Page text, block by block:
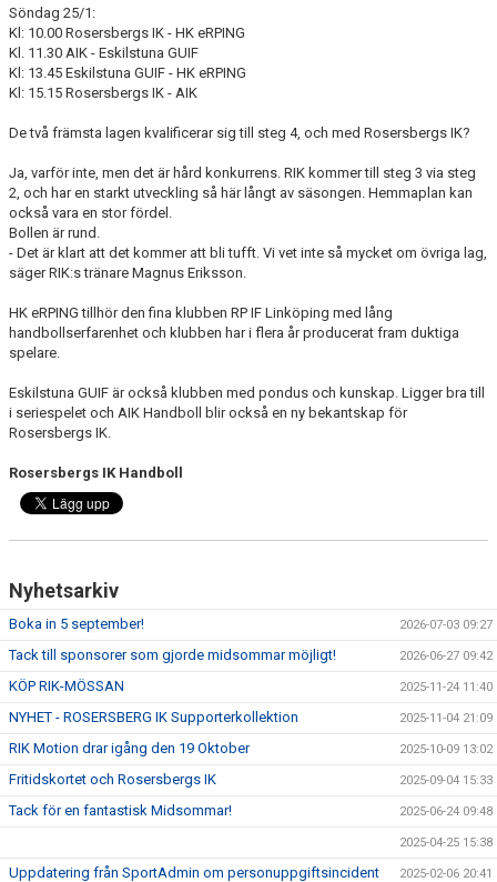
Söndag 25/1:
Kl: 10.00 Rosersbergs IK - HK eRPING
Kl. 11.30 AIK - Eskilstuna GUIF
Kl: 13.45 Eskilstuna GUIF - HK eRPING
Kl: 15.15 Rosersbergs IK - AIK
De två främsta lagen kvalificerar sig till steg 4, och med Rosersbergs IK?
Ja, varför inte, men det är hård konkurrens. RIK kommer till steg 3 via steg
2, och har en starkt utveckling så här långt av säsongen. Hemmaplan kan
också vara en stor fördel.
Bollen är rund.
- Det är klart att det kommer att bli tufft. Vi vet inte så mycket om övriga lag,
säger RIK:s tränare Magnus Eriksson.
HK eRPING tillhör den fina klubben RP IF Linköping med lång
handbollserfarenhet och klubben har i flera år producerat fram duktiga
spelare.
Eskilstuna GUIF är också klubben med pondus och kunskap. Ligger bra till
i seriespelet och AIK Handboll blir också en ny bekantskap för
Rosersbergs IK.
Rosersbergs IK Handboll
Nyhetsarkiv
Boka in 5 september! 2026-07-03 09:27
Tack till sponsorer som gjorde midsommar möjligt! 2026-06-27 09:42
KÖP RIK-MÖSSAN 2025-11-24 11:40
NYHET - ROSERSBERG IK Supporterkollektion 2025-11-04 21:09
RIK Motion drar igång den 19 Oktober 2025-10-09 13:02
Fritidskortet och Rosersbergs IK 2025-09-04 15:33
Tack för en fantastisk Midsommar! 2025-06-24 09:48
2025-04-25 15:38
Uppdatering från SportAdmin om personuppgiftsincident 2025-02-06 20:41